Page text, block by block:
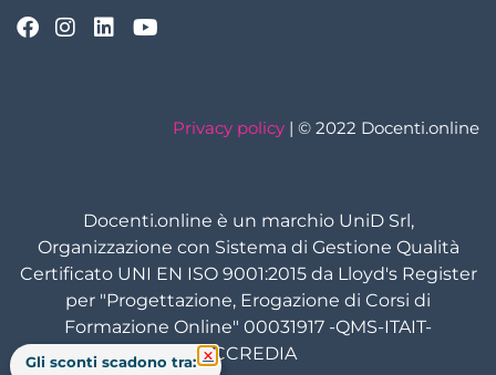
Privacy policy | © 2022 Docenti.online
Docenti.online è un marchio UniD Srl,
Organizzazione con Sistema di Gestione Qualità
Certificato UNI EN ISO 9001:2015 da Lloyd's Register
per "Progettazione, Erogazione di Corsi di
Formazione Online" 00031917 -QMS-ITAIT-
ACCREDIA
Gli sconti scadono tra: